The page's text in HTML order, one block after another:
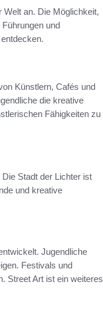
Welt an. Die Möglichkeit,
und
Künstlern, Cafés und
die kreative
Fähigkeiten zu
Stadt der Lichter ist
und kreative
Jugendliche
Festivals und
Street Art ist ein weiteres